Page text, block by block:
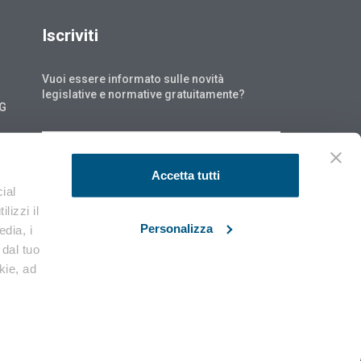
il
i
tuo
ad
Accetta tutti
Personalizza
Iscriviti
Vuoi essere informato sulle novità
legislative e normative gratuitamente?
ISCRIVITI